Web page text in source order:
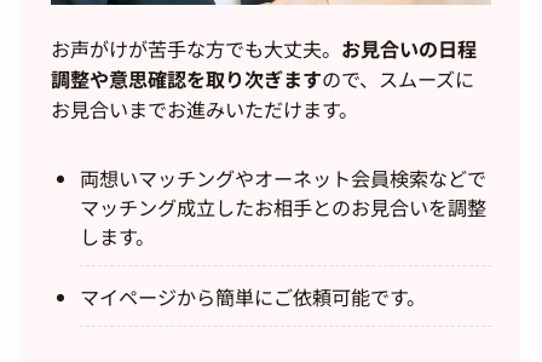
お声がけが苦手な方でも大丈夫。 お見合いの日程
調整や意思確認を取り次ぎますので、スムーズに
お見合いまでお進みいただけます。
両想いマッチングやオーネット会員検索などで
マッチング成立したお相手とのお見合いを調整
します。
マイページから簡単にご依頼可能です。